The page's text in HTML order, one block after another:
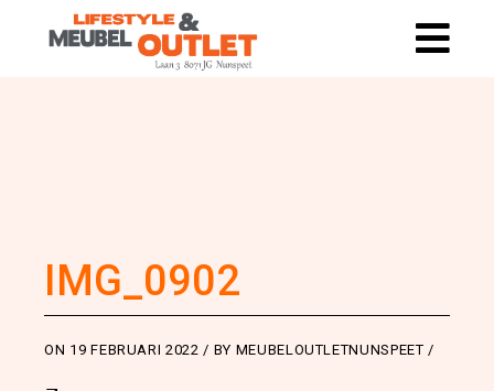
IMG_0902
ON 19 FEBRUARI 2022 BY MEUBELOUTLETNUNSPEET